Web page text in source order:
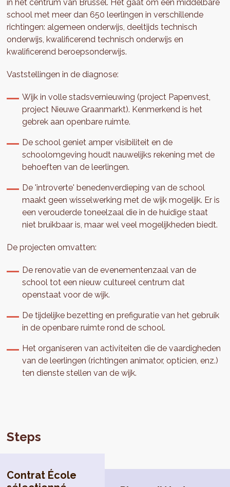
in het centrum van Brussel. Het gaat om een middelbare
school met meer dan 650 leerlingen in verschillende
richtingen: algemeen onderwijs, deeltijds technisch
onderwijs, kwalificerend technisch onderwijs en
kwalificerend beroepsonderwijs.
Vaststellingen in de diagnose:
Wijk in volle stadsvernieuwing (project Papenvest,
project Nieuwe Graanmarkt). Kenmerkend is het
gebrek aan openbare ruimte.
De school geniet amper visibiliteit en de
schoolomgeving houdt nauwelijks rekening met de
behoeften van de leerlingen.
De 'introverte' benedenverdieping van de school
maakt geen wisselwerking met de wijk mogelijk. Er is
een verouderde toneelzaal die in de huidige staat
niet bruikbaar is, maar wel veel mogelijkheden biedt.
De projecten omvatten:
De renovatie van de evenementenzaal van de
school tot een nieuw cultureel centrum dat
openstaat voor de wijk.
De tijdelijke bezetting en prefiguratie van het gebruik
in de openbare ruimte rond de school.
Het organiseren van activiteiten die de vaardigheden
van de leerlingen (richtingen animator, opticien, enz.)
ten dienste stellen van de wijk.
Steps
Contrat École